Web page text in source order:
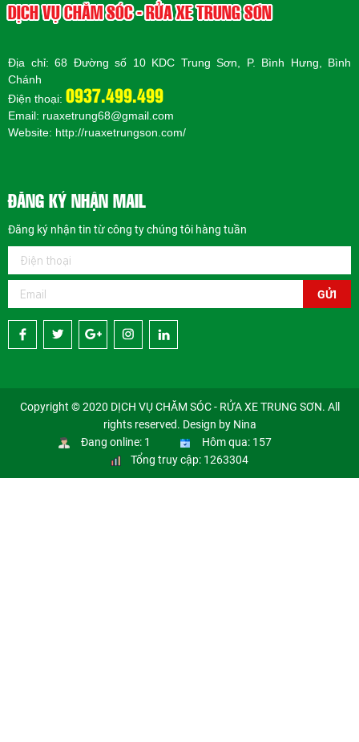
DỊCH VỤ CHĂM SÓC - RỬA XE TRUNG SƠN
Địa chỉ: 68 Đường số 10 KDC Trung Sơn, P. Bình Hưng, Bình
Chánh
Điện thoại: 0937.499.499
Email: ruaxetrung68@gmail.com
Website: http://ruaxetrungson.com/
ĐĂNG KÝ NHẬN MAIL
Đăng ký nhận tin từ công ty chúng tôi hàng tuần
GỬI
Copyright © 2020 DỊCH VỤ CHĂM SÓC - RỬA XE TRUNG SƠN. All
rights reserved. Design by Nina
Đang online: 1
Hôm qua: 157
Tổng truy cập: 1263304